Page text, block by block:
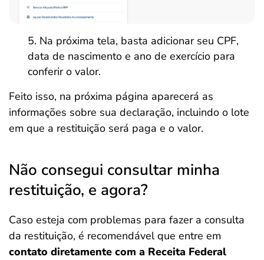
Na próxima tela, basta adicionar seu CPF,
data de nascimento e ano de exercício para
conferir o valor.
Feito isso, na próxima página aparecerá as
informações sobre sua declaração, incluindo o lote
em que a restituição será paga e o valor.
Não consegui consultar minha
restituição, e agora?
Caso esteja com problemas para fazer a consulta
da restituição, é recomendável que entre em
contato diretamente com a Receita Federal